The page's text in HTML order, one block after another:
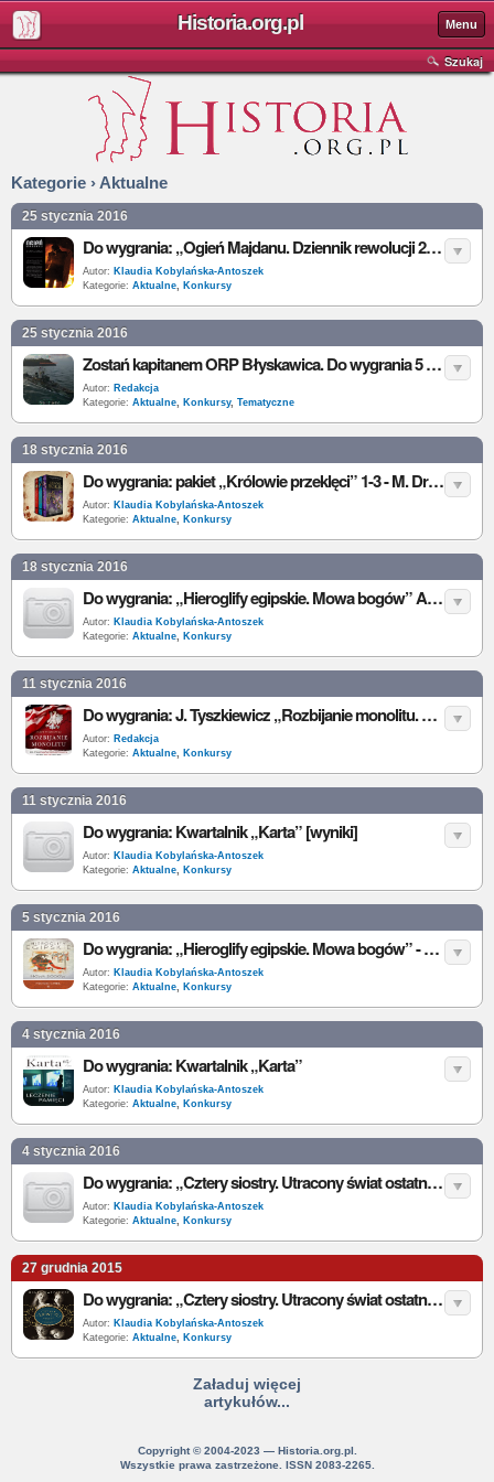
Historia.org.pl Menu
Szukaj
Kategorie › Aktualne
25 stycznia 2016
Do wygrania: „Ogień Majdanu. Dziennik rewolucji 21 listopada 2013 - 22 lutego 2014”
Autor: Klaudia Kobylańska-Antoszek
Kategorie: Aktualne, Konkursy
25 stycznia 2016
Zostań kapitanem ORP Błyskawica. Do wygrania 5 kodów w World of Warships
Autor: Redakcja
Kategorie: Aktualne, Konkursy, Tematyczne
18 stycznia 2016
Do wygrania: pakiet „Królowie przeklęci” 1-3 - M. Druon
Autor: Klaudia Kobylańska-Antoszek
Kategorie: Aktualne, Konkursy
18 stycznia 2016
Do wygrania: „Hieroglify egipskie. Mowa bogów” A. Ćwiek [wyniki]
Autor: Klaudia Kobylańska-Antoszek
Kategorie: Aktualne, Konkursy
11 stycznia 2016
Do wygrania: J. Tyszkiewicz „Rozbijanie monolitu. Polityka Stanów Zjednoczonych wobec Polski 1945-1988”
Autor: Redakcja
Kategorie: Aktualne, Konkursy
11 stycznia 2016
Do wygrania: Kwartalnik „Karta” [wyniki]
Autor: Klaudia Kobylańska-Antoszek
Kategorie: Aktualne, Konkursy
5 stycznia 2016
Do wygrania: „Hieroglify egipskie. Mowa bogów” - A. Ćwiek
Autor: Klaudia Kobylańska-Antoszek
Kategorie: Aktualne, Konkursy
4 stycznia 2016
Do wygrania: Kwartalnik „Karta”
Autor: Klaudia Kobylańska-Antoszek
Kategorie: Aktualne, Konkursy
4 stycznia 2016
Do wygrania: „Cztery siostry. Utracony świat ostatnich księżniczek z rodu Romanowów” - H. Rappaport [wyniki]
Autor: Klaudia Kobylańska-Antoszek
Kategorie: Aktualne, Konkursy
27 grudnia 2015
Do wygrania: „Cztery siostry. Utracony świat ostatnich księżniczek z rodu Romanowów” - H. Rappaport
Autor: Klaudia Kobylańska-Antoszek
Kategorie: Aktualne, Konkursy
Załaduj więcej
artykułów...
Copyright © 2004-2023 — Historia.org.pl.
Wszystkie prawa zastrzeżone. ISSN 2083-2265.